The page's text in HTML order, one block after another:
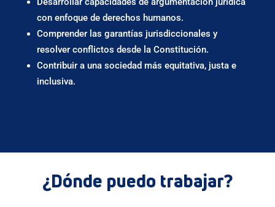
con enfoque de derechos humanos.
Comprender las garantías jurisdiccionales y
resolver conflictos desde la Constitución.
Contribuir a una sociedad más equitativa, justa e
inclusiva.
¿Dónde puedo trabajar?